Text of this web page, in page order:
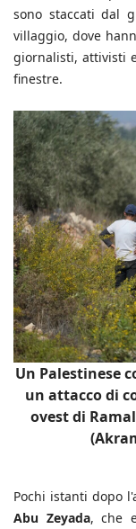
sono staccati dal
villaggio, dove
giornalisti, attivisti
finestre.
Un Palestinese
un attacco di
ovest di
Pochi istanti dopo
Abu Zeyada, che